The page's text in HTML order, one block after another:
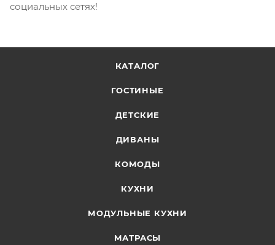
социальных сетях!
КАТАЛОГ
ГОСТИНЫЕ
ДЕТСКИЕ
ДИВАНЫ
КОМОДЫ
КУХНИ
МОДУЛЬНЫЕ КУХНИ
МАТРАСЫ